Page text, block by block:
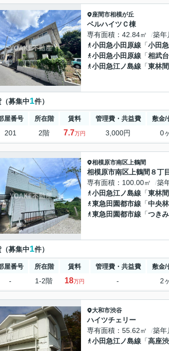
座間市相模が丘
ベルハイツＣ棟
専有面積
42.84㎡ 築年
小田急小田原線 「小田
小田急小田原線 「相武
小田急江ノ島線 「東林間
募集中1件）
屋番号 所在階 賃料 管理費・共益費 敷金/
201 2階 7.7万円 3,000円 0
相模原市南区上鶴間
相模原市南区上鶴間８丁
専有面積
100.00㎡ 築
小田急江ノ島線 「東林間
東急田園都市線 「中央
東急田園都市線 「つき
募集中1件）
屋番号 所在階 賃料 管理費・共益費 敷金/
- 1-2階 18万円 - 2
大和市渋谷
ハイツチェリー
専有面積
55.62㎡ 築年
小田急江ノ島線 「高座